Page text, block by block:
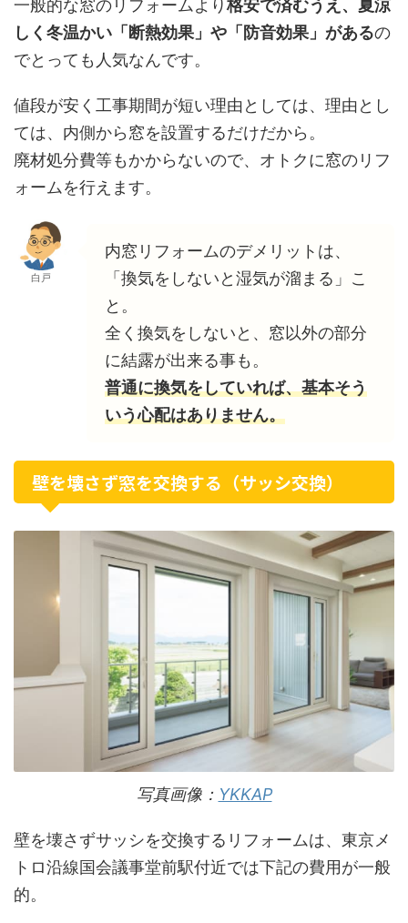
一般的な窓のリフォームより格安で済むうえ、夏涼
しく冬温かい「断熱効果」や「防音効果」があるの
でとっても人気なんです。
値段が安く工事期間が短い理由としては、理由とし
ては、内側から窓を設置するだけだから。
廃材処分費等もかからないので、オトクに窓のリフ
ォームを行えます。
白戸
内窓リフォームのデメリットは、
「換気をしないと湿気が溜まる」こ
と。
全く換気をしないと、窓以外の部分
に結露が出来る事も。
普通に換気をしていれば、基本そう
いう心配はありません。
壁を壊さず窓を交換する（サッシ交換）
写真画像： YKKAP
壁を壊さずサッシを交換するリフォームは、東京メ
トロ沿線国会議事堂前駅付近では下記の費用が一般
的。